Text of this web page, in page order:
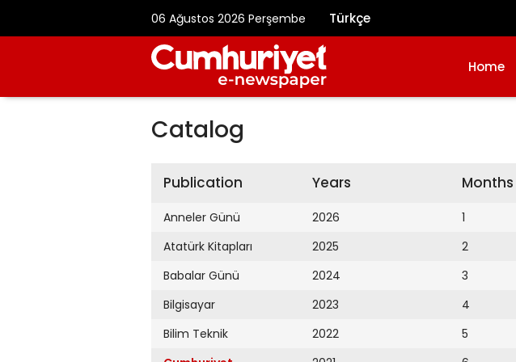
06 Ağustos 2026 Perşembe Türkçe
Home
Catalog
Publication
Anneler Günü
Atatürk Kitapları
Babalar Günü
Bilgisayar
Bilim Teknik
Years
2026
2025
2024
2023
2022
Months
1
2
3
4
5